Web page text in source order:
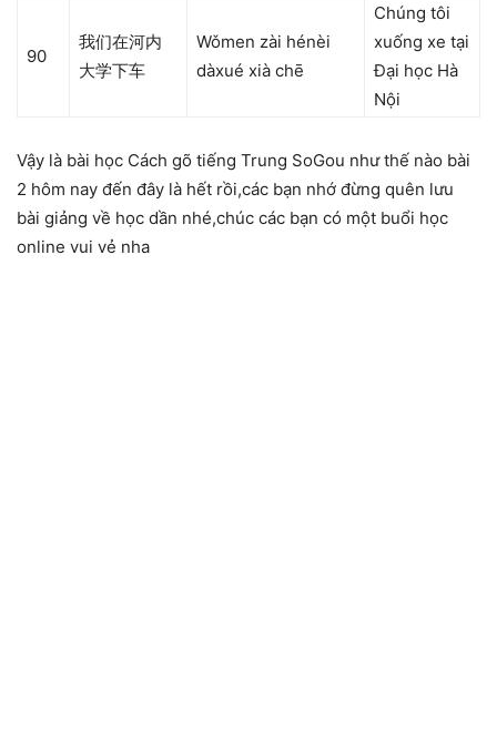
90
我们在河内
大学下车
Wǒmen zài hénèi
dàxué xià chē
Chúng tôi
xuống xe tại
Đại học Hà
Nội
Vậy là bài học Cách gõ tiếng Trung SoGou như thế nào bài
2 hôm nay đến đây là hết rồi,các bạn nhớ đừng quên lưu
bài giảng về học dần nhé,chúc các bạn có một buổi học
online vui vẻ nha